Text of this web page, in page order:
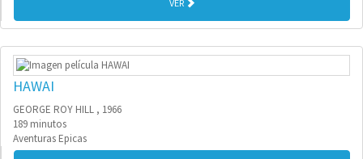
VER
HAWAI
GEORGE ROY HILL , 1966
189 minutos
Aventuras Epicas